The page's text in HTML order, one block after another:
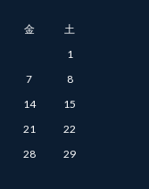
金
土
1
7
8
14
15
21
22
28
29